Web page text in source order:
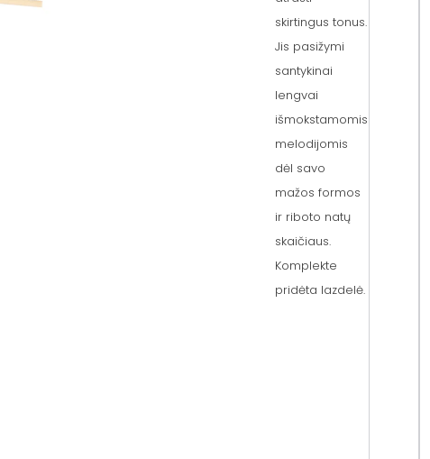
skirtingus tonus.
Jis pasižymi
santykinai
lengvai
išmokstamomis
melodijomis
dėl savo
mažos formos
ir riboto natų
skaičiaus.
Komplekte
pridėta lazdelė.